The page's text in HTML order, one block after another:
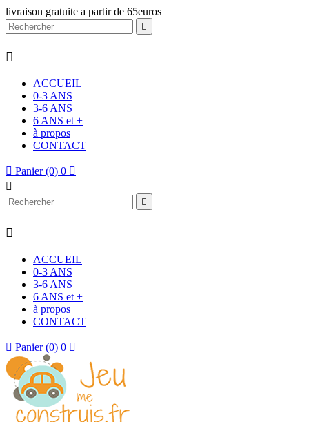
livraison gratuite a partir de 65euros


ACCUEIL
0-3 ANS
3-6 ANS
6 ANS et +
à propos
CONTACT
 Panier (0) 0 



ACCUEIL
0-3 ANS
3-6 ANS
6 ANS et +
à propos
CONTACT
 Panier (0) 0 